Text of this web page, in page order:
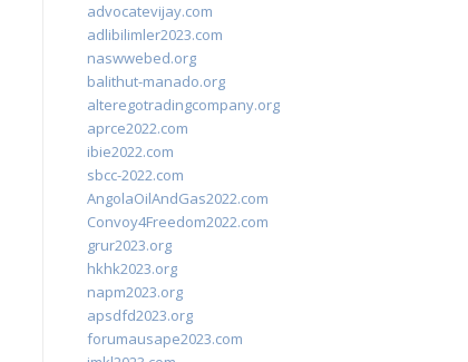
advocatevijay.com
adlibilimler2023.com
naswwebed.org
balithut-manado.org
alteregotradingcompany.org
aprce2022.com
ibie2022.com
sbcc-2022.com
AngolaOilAndGas2022.com
Convoy4Freedom2022.com
grur2023.org
hkhk2023.org
napm2023.org
apsdfd2023.org
forumausape2023.com